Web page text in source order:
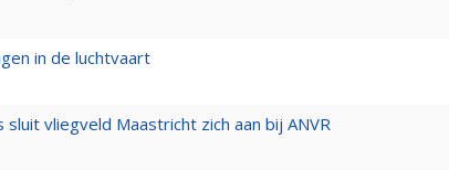
in de luchtvaart
vliegveld Maastricht zich aan bij ANVR